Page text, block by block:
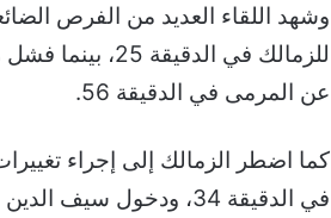
وشهد اللقاء العديد من الفرص
للزمالك في
عن المرمى في الدقيقة 56.
كما اضطر الزمالك إلى إجراء
في الدقيقة 34، ودخول سيف الدين الجزيري بديلًا له.